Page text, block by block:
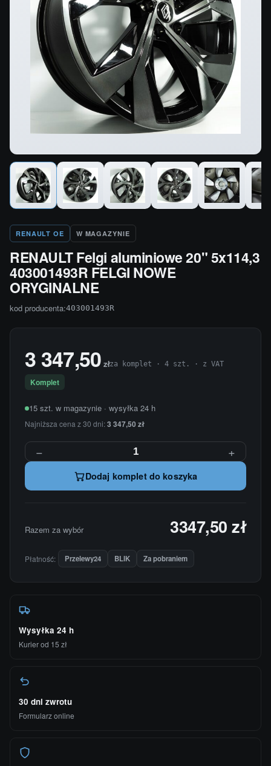
RENAULT OE W MAGAZYNIE
RENAULT Felgi aluminiowe 20" 5x114,3
403001493R FELGI NOWE
ORYGINALNE
kod producenta:403001493R
3 347,50 złza komplet · 4 szt. · z VAT
Komplet
15 szt. w magazynie · wysyłka 24 h
Najniższa cena z 30 dni:3 347,50 zł
− +
Dodaj komplet do koszyka
Razem za wybór 3347,50 zł
Płatność: Przelewy24 BLIK Za pobraniem
Wysyłka 24 h
Kurier od 15 zł
30 dni zwrotu
Formularz online